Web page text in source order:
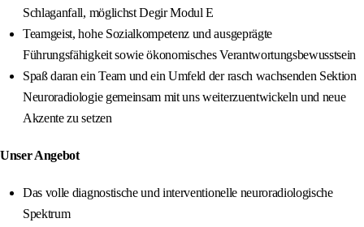
Schlaganfall, möglichst Degir Modul E
Teamgeist, hohe Sozialkompetenz und ausgeprägte
Führungsfähigkeit sowie ökonomisches Verantwortungsbewusstsein
Spaß daran ein Team und ein Umfeld der rasch wachsenden Sektion
Neuroradiologie gemeinsam mit uns weiterzuentwickeln und neue
Akzente zu setzen
Unser Angebot
Das volle diagnostische und interventionelle neuroradiologische
Spektrum